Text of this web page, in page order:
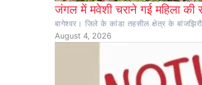
जंगल में मवेशी चराने गई महिला की
बागेश्वर। जिले के कांडा तहसील क्षेत्र के
August 4, 2026